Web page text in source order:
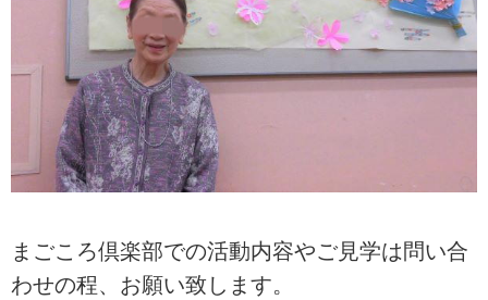
まごころ倶楽部での活動内容やご見学は問い合
わせの程、お願い致します。